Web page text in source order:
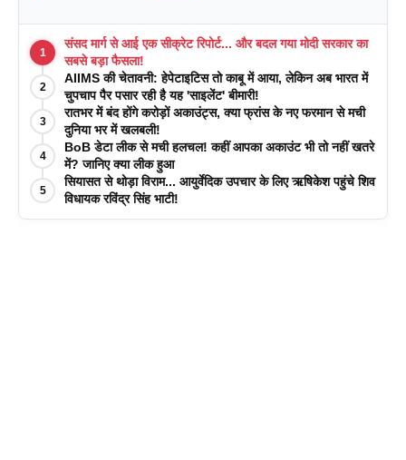
1
संसद मार्ग से आई एक सीक्रेट रिपोर्ट... और बदल गया मोदी सरकार का
सबसे बड़ा फैसला!
2
AIIMS की चेतावनी: हेपेटाइटिस तो काबू में आया, लेकिन अब भारत में
चुपचाप पैर पसार रही है यह 'साइलेंट' बीमारी!
3
रातभर में बंद होंगे करोड़ों अकाउंट्स, क्या फ्रांस के नए फरमान से मची
दुनिया भर में खलबली!
4
BoB डेटा लीक से मची हलचल! कहीं आपका अकाउंट भी तो नहीं खतरे
में? जानिए क्या लीक हुआ
5
सियासत से थोड़ा विराम... आयुर्वेदिक उपचार के लिए ऋषिकेश पहुंचे शिव
विधायक रविंद्र सिंह भाटी!